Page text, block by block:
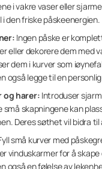
i vakre vaser eller
i den friske påskeenergien.
Ingen påske er
eller dekorere dem med
dem i kurver som
også legge til en
og harer: Introduser
små skapningene kan
Deres søthet vil bidra
små kurver med
vinduskarmer for å
også en følelse av